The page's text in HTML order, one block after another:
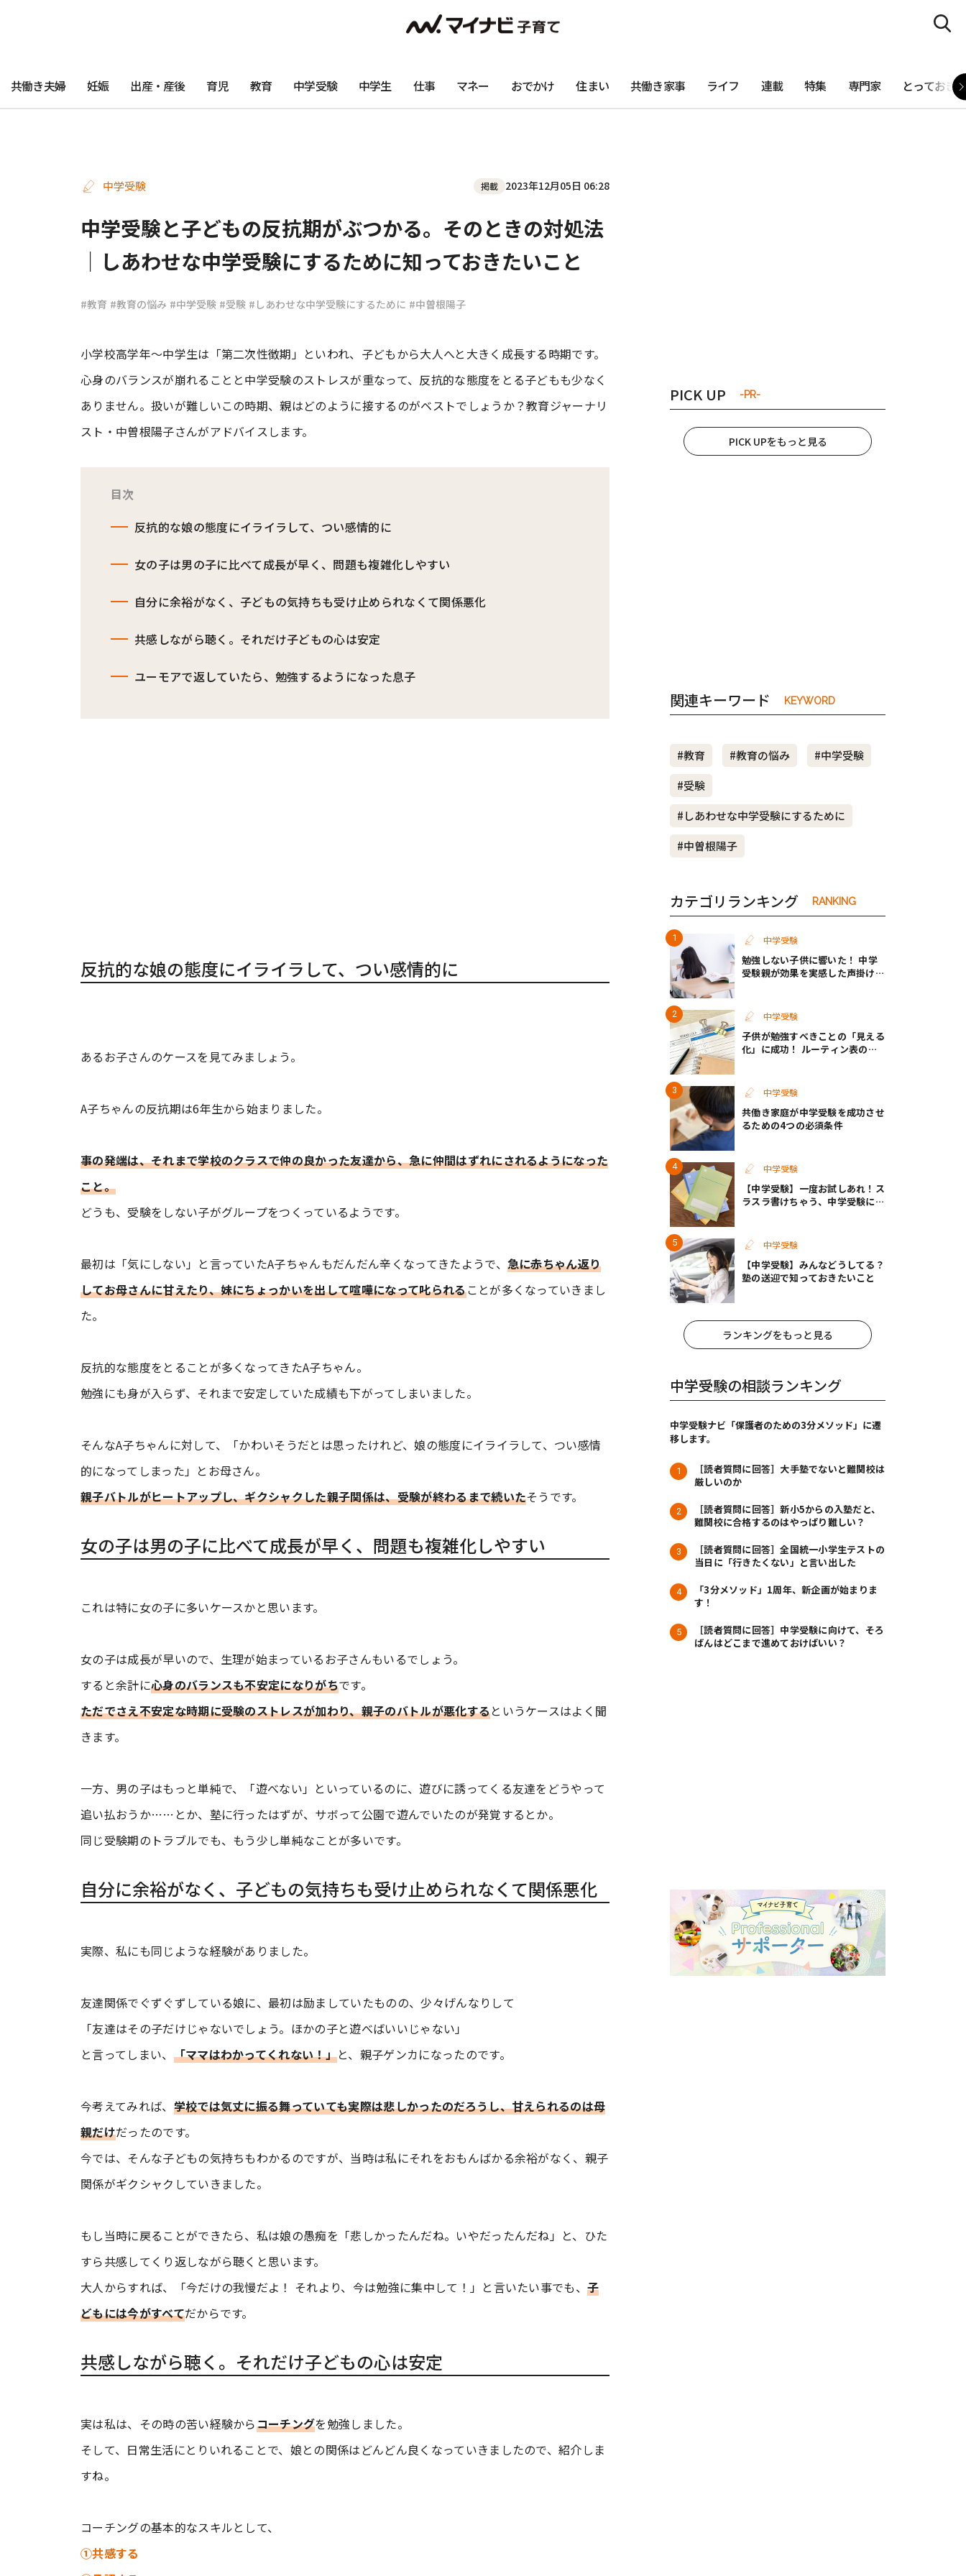
#渡邊大地の令和的ワーパパ道 #ベビーニュース
共働き夫婦 妊娠 出産・産後 育児 教育 中学受験 中学生 仕事 マネー おでかけ 住まい 共働き家事 ライフ 連載 特集 専門家 とっておき
中学受験 掲載 2023年12月05日 06:28
中学受験と子どもの反抗期がぶつかる。そのときの対処法
｜しあわせな中学受験にするために知っておきたいこと
#教育 #教育の悩み #中学受験 #受験 #しあわせな中学受験にするために #中曽根陽子
小学校高学年～中学生は「第二次性徴期」といわれ、子どもから大人へと大きく成長する時期です。
心身のバランスが崩れることと中学受験のストレスが重なって、反抗的な態度をとる子どもも少なく
ありません。扱いが難しいこの時期、親はどのように接するのがベストでしょうか？教育ジャーナリ
スト・中曽根陽子さんがアドバイスします。
目次
反抗的な娘の態度にイライラして、つい感情的に
女の子は男の子に比べて成長が早く、問題も複雑化しやすい
自分に余裕がなく、子どもの気持ちも受け止められなくて関係悪化
共感しながら聴く。それだけ子どもの心は安定
ユーモアで返していたら、勉強するようになった息子
反抗的な娘の態度にイライラして、つい感情的に
あるお子さんのケースを見てみましょう。
A子ちゃんの反抗期は6年生から始まりました。
事の発端は、それまで学校のクラスで仲の良かった友達から、急に仲間はずれにされるようになった
こと。
どうも、受験をしない子がグループをつくっているようです。
最初は「気にしない」と言っていたA子ちゃんもだんだん辛くなってきたようで、 急に赤ちゃん返り
してお母さんに甘えたり、妹にちょっかいを出して喧嘩になって叱られることが多くなっていきまし
た。
反抗的な態度をとることが多くなってきたA子ちゃん。
勉強にも身が入らず、それまで安定していた成績も下がってしまいました。
そんなA子ちゃんに対して、「かわいそうだとは思ったけれど、娘の態度にイライラして、つい感情
的になってしまった」とお母さん。
親子バトルがヒートアップし、ギクシャクした親子関係は、受験が終わるまで続いたそうです。
女の子は男の子に比べて成長が早く、問題も複雑化しやすい
これは特に女の子に多いケースかと思います。
女の子は成長が早いので、生理が始まっているお子さんもいるでしょう。
すると余計に心身のバランスも不安定になりがちです。
ただでさえ不安定な時期に受験のストレスが加わり、親子のバトルが悪化するというケースはよく聞
きます。
一方、男の子はもっと単純で、「遊べない」といっているのに、遊びに誘ってくる友達をどうやって
追い払おうか……とか、塾に行ったはずが、サボって公園で遊んでいたのが発覚するとか。
同じ受験期のトラブルでも、もう少し単純なことが多いです。
自分に余裕がなく、子どもの気持ちも受け止められなくて関係悪化
実際、私にも同じような経験がありました。
友達関係でぐずぐずしている娘に、最初は励ましていたものの、少々げんなりして
「友達はその子だけじゃないでしょう。ほかの子と遊べばいいじゃない」
と言ってしまい、 「ママはわかってくれない！」と、親子ゲンカになったのです。
今考えてみれば、 学校では気丈に振る舞っていても実際は悲しかったのだろうし、甘えられるのは母
親だけだったのです。
今では、そんな子どもの気持ちもわかるのですが、当時は私にそれをおもんばかる余裕がなく、親子
関係がギクシャクしていきました。
もし当時に戻ることができたら、私は娘の愚痴を「悲しかったんだね。いやだったんだね」と、ひた
すら共感してくり返しながら聴くと思います。
大人からすれば、「今だけの我慢だよ！ それより、今は勉強に集中して！」と言いたい事でも、子
どもには今がすべてだからです。
共感しながら聴く。それだけ子どもの心は安定
実は私は、その時の苦い経験からコーチングを勉強しました。
そして、日常生活にとりいれることで、娘との関係はどんどん良くなっていきましたので、紹介しま
すね。
コーチングの基本的なスキルとして、
①共感する
PICK UP -PR-
PICK UPをもっと見る
関連キーワード KEYWORD
#教育 #教育の悩み
#中学受験
#受験
#しあわせな中学受験にするために
#中曽根陽子
カテゴリランキング RANKING
中学受験
勉強しない子供に響いた！ 中学
受験親が効果を実感した声掛けと
中学受験
子供が勉強すべきことの「見える
化」に成功！ ルーティン表の実
中学受験
共働き家庭が中学受験を成功させ
るための4つの必須条件
中学受験
【中学受験】一度お試しあれ！ス
ラスラ書けちゃう、中学受験に向
中学受験
【中学受験】みんなどうしてる？
塾の送迎で知っておきたいこと
ランキングをもっと見る
中学受験の相談ランキング
中学受験ナビ「保護者のための3分メソッド」に遷
移します。
［読者質問に回答］大手塾でないと難関校は
厳しいのか
［読者質問に回答］新小5からの入塾だと、
難関校に合格するのはやっぱり難しい？
［読者質問に回答］全国統一小学生テストの
当日に「行きたくない」と言い出した
「3分メソッド」1周年、新企画が始まりま
す！
［読者質問に回答］中学受験に向けて、そろ
ばんはどこまで進めておけばいい？